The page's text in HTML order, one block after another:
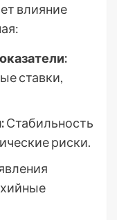
влияние
ставки,
Стабильность
риски.